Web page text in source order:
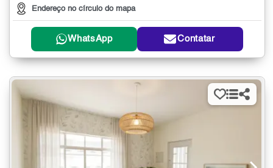
Endereço no círculo do mapa
WhatsApp Contatar